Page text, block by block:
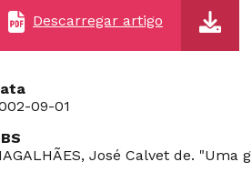
Descarregar artigo
09-01
José Calvet de. "Uma